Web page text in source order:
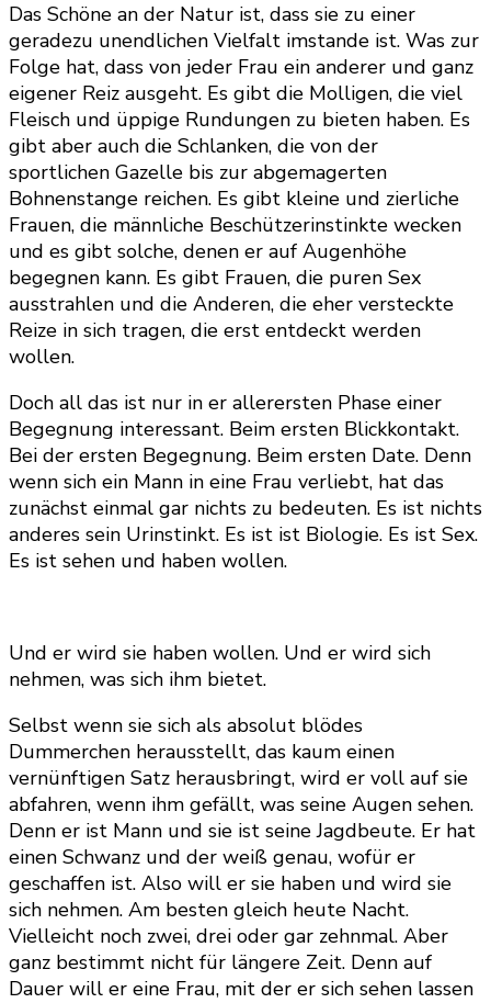
Das Schöne an der Natur ist, dass sie zu einer
geradezu unendlichen Vielfalt imstande ist. Was zur
Folge hat, dass von jeder Frau ein anderer und ganz
eigener Reiz ausgeht. Es gibt die Molligen, die viel
Fleisch und üppige Rundungen zu bieten haben. Es
gibt aber auch die Schlanken, die von der
sportlichen Gazelle bis zur abgemagerten
Bohnenstange reichen. Es gibt kleine und zierliche
Frauen, die männliche Beschützerinstinkte wecken
und es gibt solche, denen er auf Augenhöhe
begegnen kann. Es gibt Frauen, die puren Sex
ausstrahlen und die Anderen, die eher versteckte
Reize in sich tragen, die erst entdeckt werden
wollen.
Doch all das ist nur in er allerersten Phase einer
Begegnung interessant. Beim ersten Blickkontakt.
Bei der ersten Begegnung. Beim ersten Date. Denn
wenn sich ein Mann in eine Frau verliebt, hat das
zunächst einmal gar nichts zu bedeuten. Es ist nichts
anderes sein Urinstinkt. Es ist ist Biologie. Es ist Sex.
Es ist sehen und haben wollen.
Und er wird sie haben wollen. Und er wird sich
nehmen, was sich ihm bietet.
Selbst wenn sie sich als absolut blödes
Dummerchen herausstellt, das kaum einen
vernünftigen Satz herausbringt, wird er voll auf sie
abfahren, wenn ihm gefällt, was seine Augen sehen.
Denn er ist Mann und sie ist seine Jagdbeute. Er hat
einen Schwanz und der weiß genau, wofür er
geschaffen ist. Also will er sie haben und wird sie
sich nehmen. Am besten gleich heute Nacht.
Vielleicht noch zwei, drei oder gar zehnmal. Aber
ganz bestimmt nicht für längere Zeit. Denn auf
Dauer will er eine Frau, mit der er sich sehen lassen